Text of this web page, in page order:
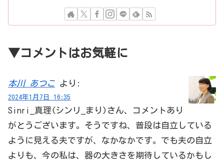
▼コメントはお気軽に
本川 あつこ より:
2024年1月7日 16:35
Sinri_真理(シンリ_まり)さん、コメントあり
がとうございます。そうですね、普段は自立している
ように見える夫ですが、なかなかです。でも夫の自立
よりも、今の私は、器の大きさを期待しているかもし